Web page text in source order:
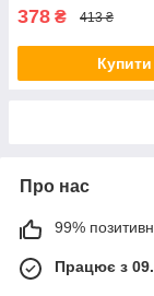
378 ₴ 413 ₴
Купити
Про нас
99%
Працює з